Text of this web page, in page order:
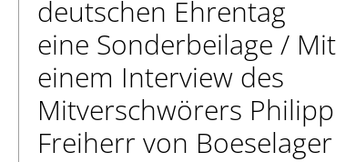
deutschen Ehrentag
eine Sonderbeilage / Mit
einem Interview des
Mitverschwörers Philipp
Freiherr von Boeselager